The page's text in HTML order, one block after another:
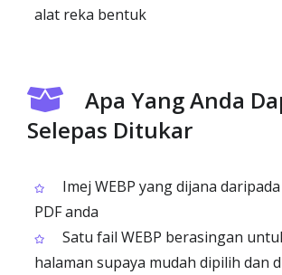
alat reka bentuk
Apa Yang Anda
Selepas Ditukar
Imej WEBP yang dijana
PDF anda
Satu fail WEBP berasingan
halaman supaya mudah dipilih dan